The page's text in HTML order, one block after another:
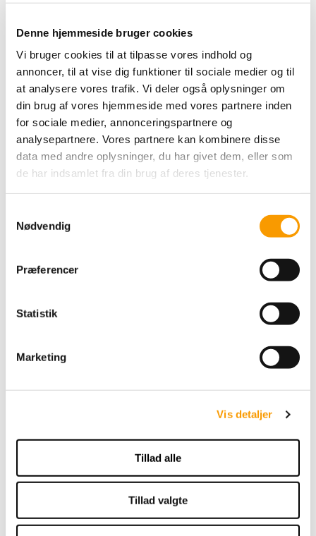
Denne hjemmeside bruger cookies
Vi bruger cookies til at tilpasse vores indhold og
annoncer, til at vise dig funktioner til sociale medier og til
at analysere vores trafik. Vi deler også oplysninger om
din brug af vores hjemmeside med vores partnere inden
for sociale medier, annonceringspartnere og
analysepartnere. Vores partnere kan kombinere disse
data med andre oplysninger, du har givet dem, eller som
de har indsamlet fra din brug af deres tjenester.
Nødvendig
Præferencer
Statistik
Marketing
Vis detaljer
Tillad alle
Tillad valgte
Hvid
49,00 DKK
Rosa